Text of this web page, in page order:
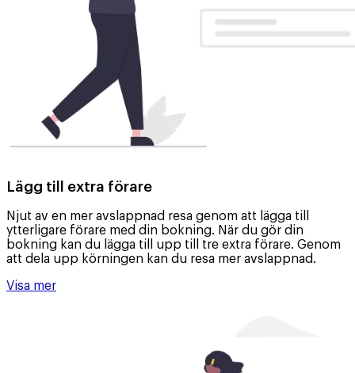
Lägg till extra förare
Njut av en mer avslappnad resa genom att lägga till
ytterligare förare med din bokning. När du gör din
bokning kan du lägga till upp till tre extra förare. Genom
att dela upp körningen kan du resa mer avslappnad.
Visa mer